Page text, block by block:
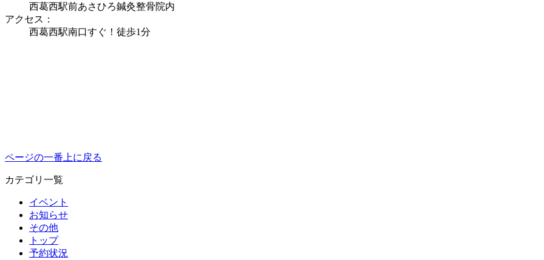
西葛西駅前あさひろ鍼灸整骨院内
アクセス：
西葛西駅南口すぐ！徒歩1分
ページの一番上に戻る
カテゴリ一覧
イベント
お知らせ
その他
トップ
予約状況